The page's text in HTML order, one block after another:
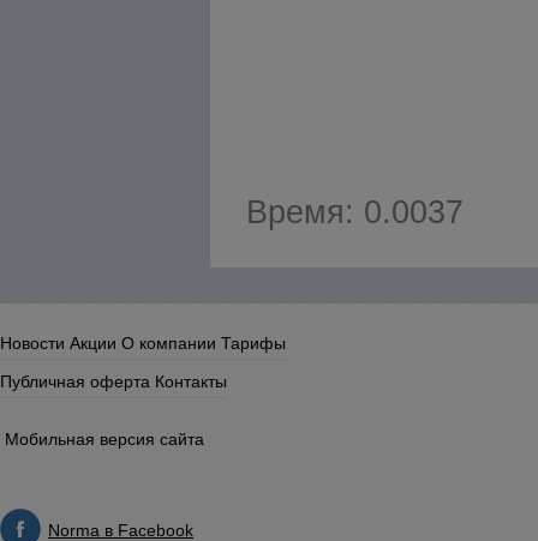
Время: 0.0037
Новости Акции О компании Тарифы
Публичная оферта Контакты
Мобильная версия сайта
Norma в Facebook